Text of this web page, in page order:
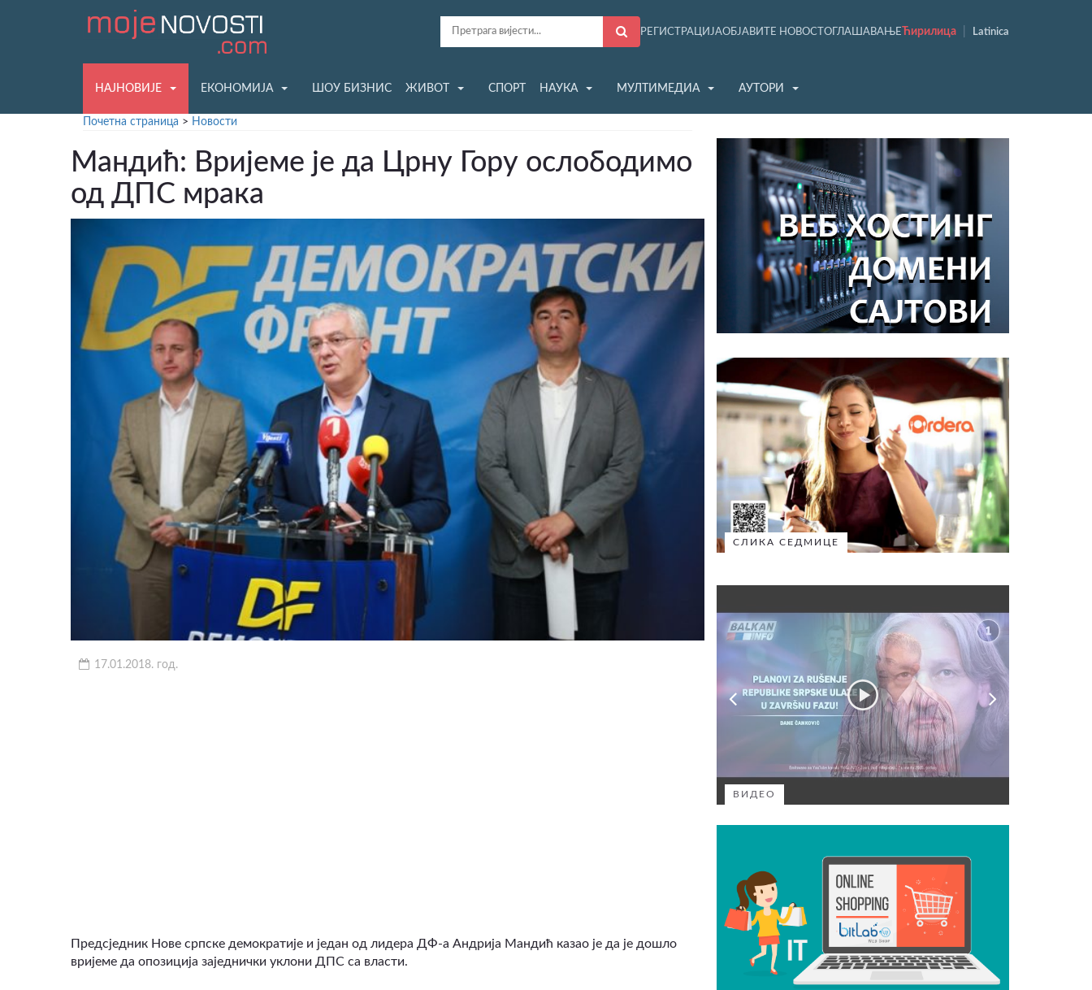
РЕГИСТРАЦИЈАОБЈАВИТЕ НОВОСТ ОГЛАШАВАЊЕ Ћирилица Latinica
НАЈНОВИЈЕ ЕКОНОМИЈА ШОУ БИЗНИС ЖИВОТ СПОРТ НАУКА МУЛТИМЕДИА АУТОРИ
Почетна страница > Новости
Мандић: Вријеме је да Црну Гору ослободимо
од ДПС мрака
17.01.2018. год.
Предсједник Нове српске демократије и један од лидера ДФ-а Андрија Мандић казао је да је дошло
вријеме да опозиција заједнички уклони ДПС са власти.
СЛИКА СЕДМИЦЕ
ВИДЕО